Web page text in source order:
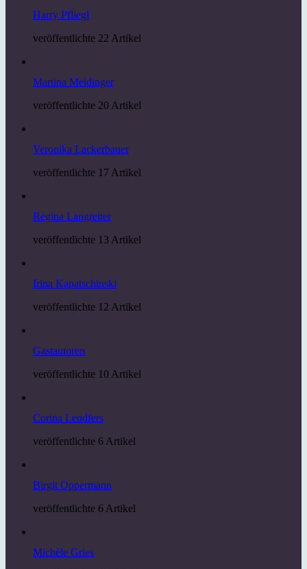
Harry Pfliegl
veröffentlichte 22 Artikel
Martina Meidinger
veröffentlichte 20 Artikel
Veronika Lackerbauer
veröffentlichte 17 Artikel
Regina Langreiter
veröffentlichte 13 Artikel
Irina Kapatschinski
veröffentlichte 12 Artikel
Gastautoren
veröffentlichte 10 Artikel
Corina Lendfers
veröffentlichte 6 Artikel
Birgit Oppermann
veröffentlichte 6 Artikel
Michèle Gries